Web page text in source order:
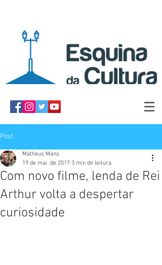
Post
Com novo filme, lenda de Rei
Arthur volta a despertar
curiosidade
Matheus Mans
19 de mai. de 2017 3 min de leitura